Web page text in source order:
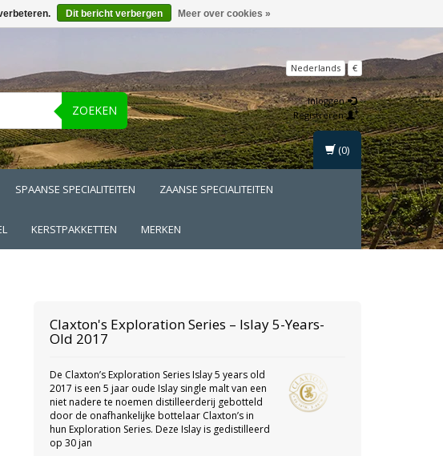
ZOEKEN
Nederlands €
Inloggen
Registreren
SPAANSE SPECIALITEITEN ZAANSE SPECIALITEITEN
KERSTPAKKETTEN MERKEN
(0)
Claxton's Exploration Series – Islay 5-Years-
Old 2017
De Claxton’s Exploration Series Islay 5 years old
2017 is een 5 jaar oude Islay single malt van een
niet nadere te noemen distilleerderij gebotteld
door de onafhankelijke bottelaar Claxton’s in
hun Exploration Series. Deze Islay is gedistilleerd
op 30 jan
Dit bericht verbergen Meer over cookies »